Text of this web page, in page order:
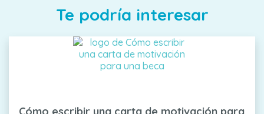
Te podría interesar